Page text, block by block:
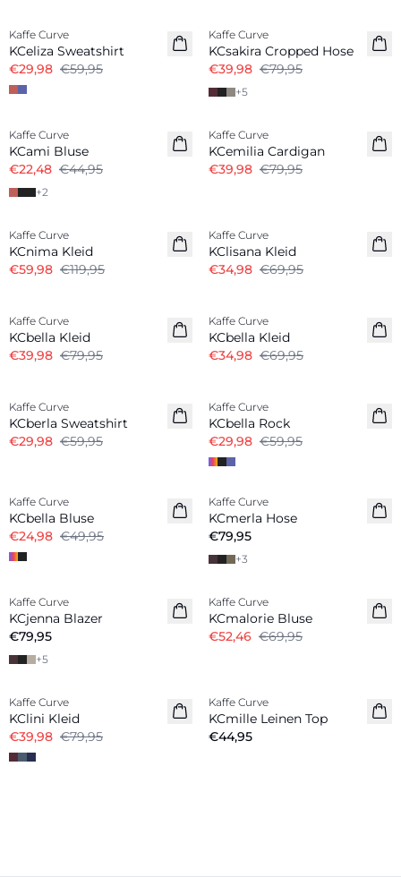
Kaffe Curve
KCeliza Sweatshirt
€29,98 €59,95
Kaffe Curve
KCsakira Cropped Hose
€39,98 €79,95
+5
Kaffe Curve
KCami Bluse
€22,48 €44,95
+2
Kaffe Curve
KCemilia Cardigan
€39,98 €79,95
Kaffe Curve
KCnima Kleid
€59,98 €119,95
Kaffe Curve
KClisana Kleid
€34,98 €69,95
Kaffe Curve
KCbella Kleid
€39,98 €79,95
Kaffe Curve
KCbella Kleid
€34,98 €69,95
Kaffe Curve
KCberla Sweatshirt
€29,98 €59,95
Kaffe Curve
KCbella Rock
€29,98 €59,95
Kaffe Curve
KCbella Bluse
€24,98 €49,95
Kaffe Curve
KCmerla Hose
€79,95
+3
Neuheiten
Kaffe Curve
KCjenna Blazer
€79,95
+5
Kaffe Curve
KCmalorie Bluse
€52,46 €69,95
Kaffe Curve
KClini Kleid
€39,98 €79,95
Leinenmix
Kaffe Curve
KCmille Leinen Top
€44,95